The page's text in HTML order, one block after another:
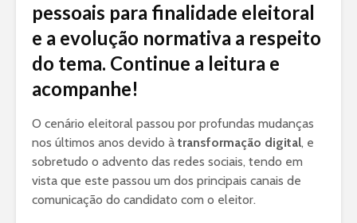
pessoais para finalidade eleitoral
e a evolução normativa a respeito
do tema. Continue a leitura e
acompanhe!
O cenário eleitoral passou por profundas mudanças
nos últimos anos devido à transformação digital, e
sobretudo o advento das redes sociais, tendo em
vista que este passou um dos principais canais de
comunicação do candidato com o eleitor.